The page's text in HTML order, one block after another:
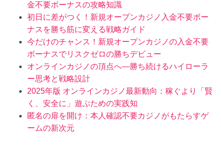
金不要ボーナスの攻略知識
初日に差がつく！新規オープンカジノ入金不要ボー
ナスを勝ち筋に変える戦略ガイド
今だけのチャンス！新規オープンカジノの入金不要
ボーナスでリスクゼロの勝ちデビュー
オンラインカジノの頂点へ—勝ち続けるハイローラ
ー思考と戦略設計
2025年版 オンラインカジノ最新動向：稼ぐより「賢
く、安全に」遊ぶための実践知
匿名の扉を開け：本人確認不要カジノがもたらすゲ
ームの新次元